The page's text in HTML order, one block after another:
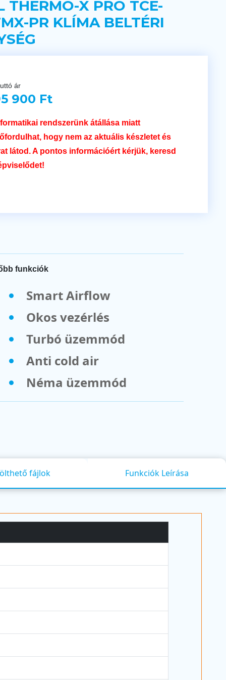
THERMO-X PRO TCE-
PR KLÍMA BELTÉRI
ár
900 Ft
rendszerünk átállása miatt
hogy nem az aktuális készletet és
látod. A pontos információért kérjük, keresd
funkciók
Smart Airflow
Okos vezérlés
Turbó üzemmód
Anti cold air
Néma üzemmód
fájlok Funkciók Leírása